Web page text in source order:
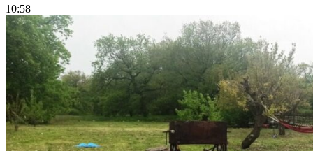
10:58